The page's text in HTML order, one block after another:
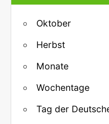
Oktober
Herbst
Monate
Wochentage
Tag der